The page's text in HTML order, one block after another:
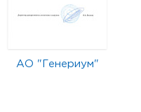
АО "Генериум"